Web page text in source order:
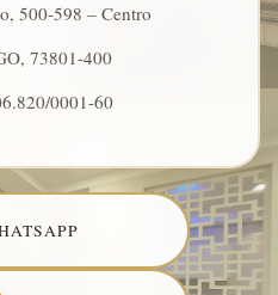
500-598 – Centro
73801-400
0001-60